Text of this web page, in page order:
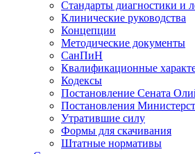
Стандарты диагностики и
Клинические руководства
Концепции
Методические документы
СанПиН
Квалификационные
Кодексы
Постановление Сената
Постановления
Утратившие силу
Формы для скачивания
Штатные нормативы